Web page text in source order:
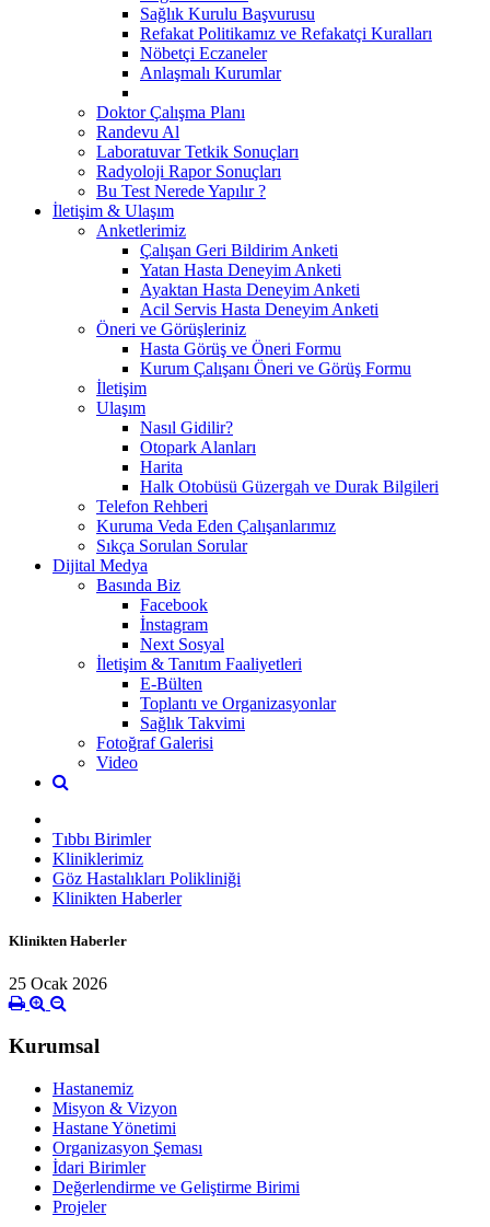
Sağlık Kurulu Başvurusu
Refakat Politikamız ve Refakatçi Kuralları
Nöbetçi Eczaneler
Anlaşmalı Kurumlar
Doktor Çalışma Planı
Randevu Al
Laboratuvar Tetkik Sonuçları
Radyoloji Rapor Sonuçları
Bu Test Nerede Yapılır ?
İletişim & Ulaşım
Anketlerimiz
Çalışan Geri Bildirim Anketi
Yatan Hasta Deneyim Anketi
Ayaktan Hasta Deneyim Anketi
Acil Servis Hasta Deneyim Anketi
Öneri ve Görüşleriniz
Hasta Görüş ve Öneri Formu
Kurum Çalışanı Öneri ve Görüş Formu
İletişim
Ulaşım
Nasıl Gidilir?
Otopark Alanları
Harita
Halk Otobüsü Güzergah ve Durak Bilgileri
Telefon Rehberi
Kuruma Veda Eden Çalışanlarımız
Sıkça Sorulan Sorular
Dijital Medya
Basında Biz
Facebook
İnstagram
Next Sosyal
İletişim & Tanıtım Faaliyetleri
E-Bülten
Toplantı ve Organizasyonlar
Sağlık Takvimi
Fotoğraf Galerisi
Video
Tıbbı Birimler
Kliniklerimiz
Göz Hastalıkları Polikliniği
Klinikten Haberler
Klinikten Haberler
25 Ocak 2026
Kurumsal
Hastanemiz
Misyon & Vizyon
Hastane Yönetimi
Organizasyon Şeması
İdari Birimler
Değerlendirme ve Geliştirme Birimi
Projeler